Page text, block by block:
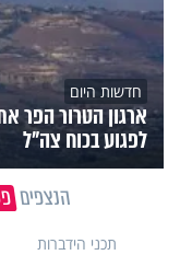
חדשות היום
ארגון הטרור הפר
לפגוע בכוח צה"ל
הנצפים
תכני הידברות